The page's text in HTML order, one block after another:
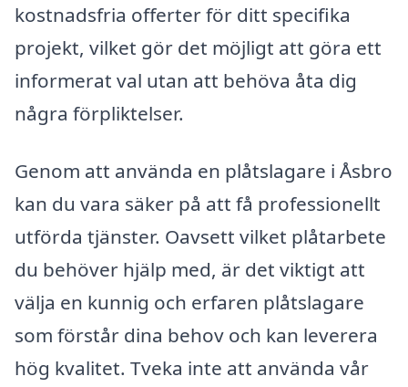
kostnadsfria offerter för ditt specifika
projekt, vilket gör det möjligt att göra ett
informerat val utan att behöva åta dig
några förpliktelser.
Genom att använda en plåtslagare i Åsbro
kan du vara säker på att få professionellt
utförda tjänster. Oavsett vilket plåtarbete
du behöver hjälp med, är det viktigt att
välja en kunnig och erfaren plåtslagare
som förstår dina behov och kan leverera
hög kvalitet. Tveka inte att använda vår